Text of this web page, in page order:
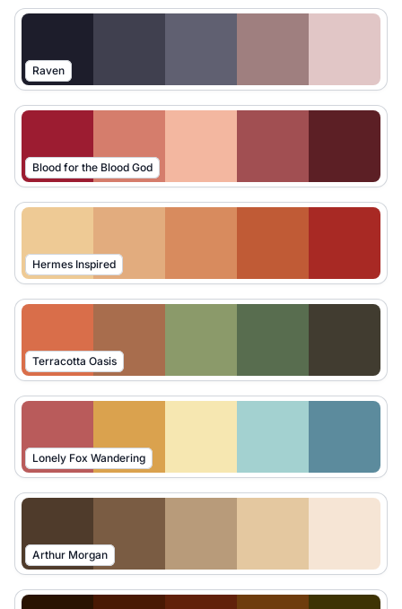
Raven
Blood for the Blood God
Hermes Inspired
Terracotta Oasis
Lonely Fox Wandering
Arthur Morgan